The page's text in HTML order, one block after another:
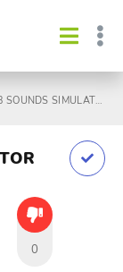
SIMULATOR
0